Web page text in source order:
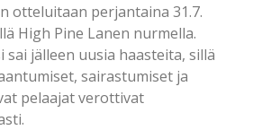
otteluitaan perjantaina 31.7.
High Pine Lanen nurmella.
sai jälleen uusia haasteita, sillä
sairastumiset ja
pelaajat verottivat